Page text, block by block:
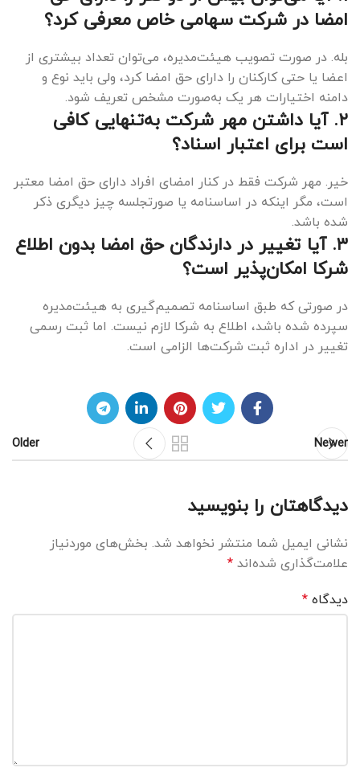
امضا در شرکت سهامی خاص معرفی کرد؟
بله. در صورت تصویب هیئت‌مدیره، می‌توان تعداد بیشتری از
اعضا یا حتی کارکنان را دارای حق امضا کرد، ولی باید نوع و
دامنه اختیارات هر یک به‌صورت مشخص تعریف شود.
۲. آیا داشتن مهر شرکت به‌تنهایی کافی
است برای اعتبار اسناد؟
خیر. مهر شرکت فقط در کنار امضای افراد دارای حق امضا معتبر
است، مگر اینکه در اساسنامه یا صورتجلسه چیز دیگری ذکر
شده باشد.
۳. آیا تغییر در دارندگان حق امضا بدون اطلاع
شرکا امکان‌پذیر است؟
در صورتی که طبق اساسنامه تصمیم‌گیری به هیئت‌مدیره
سپرده شده باشد، اطلاع به شرکا لازم نیست. اما ثبت رسمی
تغییر در اداره ثبت شرکت‌ها الزامی است.
Newer
Older
دیدگاهتان را بنویسید
نشانی ایمیل شما منتشر نخواهد شد. بخش‌های موردنیاز
علامت‌گذاری شده‌اند*
دیدگاه*